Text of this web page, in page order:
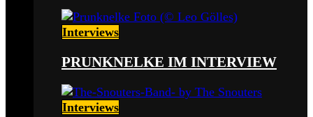
Interviews
PRUNKNELKE IM INTERVIEW
Interviews